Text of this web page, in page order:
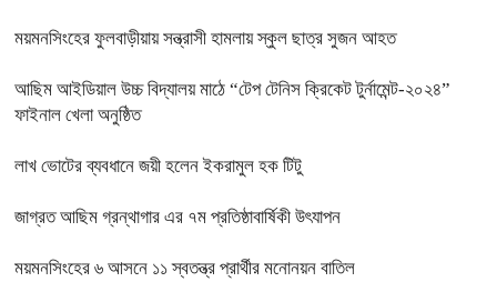
ময়মনসিংহের ফুলবাড়ীয়ায় সন্ত্রাসী হামলায় স্কুল ছাত্র সুজন আহত
আছিম আইডিয়াল উচ্চ বিদ্যালয় মাঠে “টেপ টেনিস ক্রিকেট টুর্নামেন্ট-২০২৪”
ফাইনাল খেলা অনুষ্ঠিত
লাখ ভোটের ব্যবধানে জয়ী হলেন ইকরামুল হক টিটু
জাগ্রত আছিম গ্রন্থাগার এর ৭ম প্রতিষ্ঠাবার্ষিকী উৎযাপন
ময়মনসিংহের ৬ আসনে ১১ স্বতন্ত্র প্রার্থীর মনোনয়ন বাতিল